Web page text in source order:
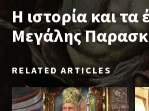
Η ιστορία και τα
Μεγάλης
RELATED ARTICLES